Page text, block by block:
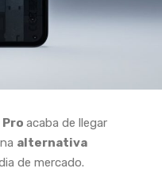
acaba de llegar
alternativa
de mercado.